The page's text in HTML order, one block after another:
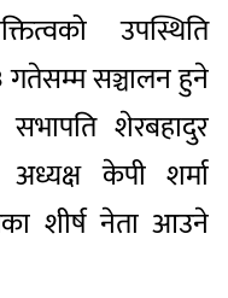
उपस्थिति
सञ्चालन हुने
सभापति शेरबहादुर
केपी शर्मा
शीर्ष नेता आउने